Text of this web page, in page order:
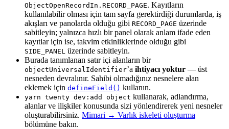
ObjectOpenRecordIn.RECORD_PAGE. Kayıtların
kullanılabilir olması için tam sayfa gerektirdiği durumlarda, iş
akışları ve panolarda olduğu gibi RECORD_PAGE üzerinde
sabitleyin; yalnızca hızlı bir panel olarak anlam ifade eden
kayıtlar için ise, takvim etkinliklerinde olduğu gibi
SIDE_PANEL üzerinde sabitleyin.
Burada tanımlanan satır içi alanların bir
objectUniversalIdentifier’a ihtiyacı yoktur — üst
nesneden devralınır. Sahibi olmadığınız nesnelere alan
eklemek için defineField() kullanın.
yarn twenty dev:add object kullanarak, adlandırma,
alanlar ve ilişkiler konusunda sizi yönlendirerek yeni nesneler
oluşturabilirsiniz. Mimari → Varlık iskeleti oluşturma
bölümüne bakın.